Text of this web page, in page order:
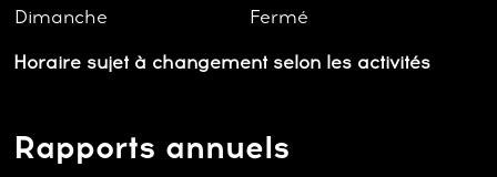
Dimanche
Fermé
Horaire sujet à changement selon les activités
Rapports annuels